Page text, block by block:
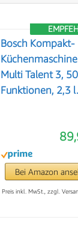
Bosch Kompakt-
Küchenmaschine
Multi Talent 3, 50
Funktionen, 2,3 l
kleine
Watt,
schwarz/
Bei Amazon
Preis inkl. MwSt., zzgl.